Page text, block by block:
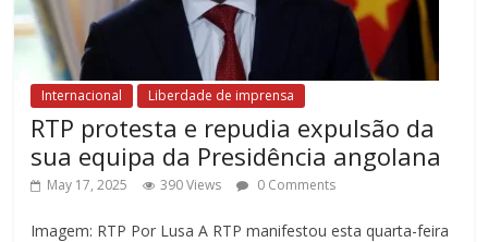
Internacional Liberdade de imprensa
RTP protesta e repudia expulsão da
sua equipa da Presidência angolana
May 17, 2025 390 Views 0 Comments
Imagem: RTP Por Lusa A RTP manifestou esta quarta-feira